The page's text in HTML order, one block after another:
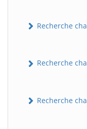
Recherche
Recherche
Recherche